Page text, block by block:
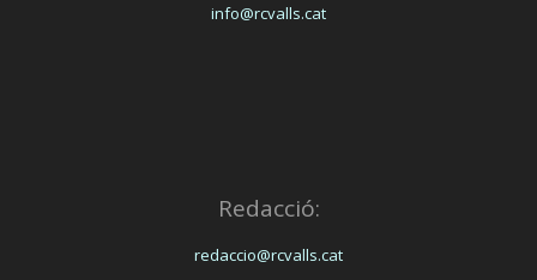
info@rcvalls.cat
Redacció:
redaccio@rcvalls.cat